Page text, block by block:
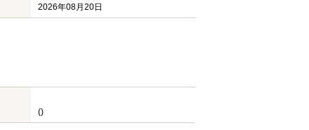
2026年08月20日
()